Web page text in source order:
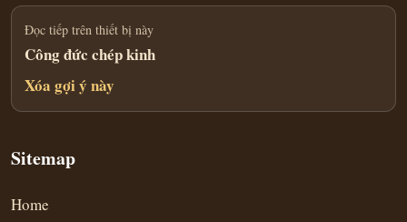
Đọc tiếp trên thiết bị này
Công đức chép kinh
Xóa gợi ý này
Sitemap
Home